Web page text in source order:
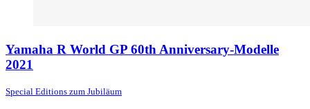
Yamaha R World GP 60th Anniversary-Modelle
2021
Special Editions zum Jubiläum